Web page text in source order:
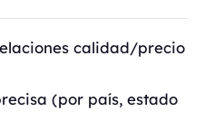
calidad/precio
(por país, estado